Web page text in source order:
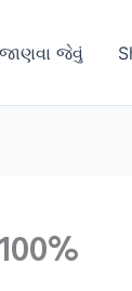
જાણવા જેવું